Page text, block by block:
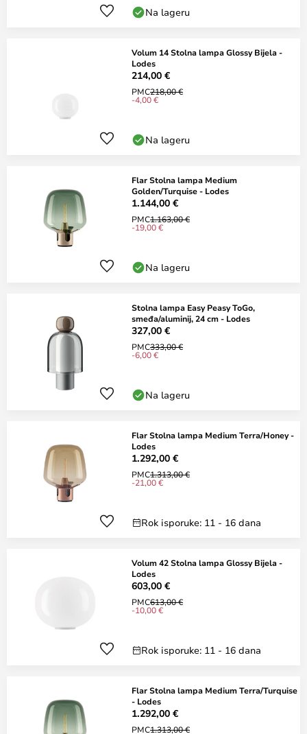
Na lageru
Volum 14 Stolna lampa Glossy Bijela -
Lodes
214,00 €
PMC218,00 €
-4,00 €
Na lageru
Flar Stolna lampa Medium
Golden/Turquise - Lodes
1.144,00 €
PMC1.163,00 €
-19,00 €
Na lageru
Stolna lampa Easy Peasy ToGo,
smeđa/aluminij, 24 cm - Lodes
327,00 €
PMC333,00 €
-6,00 €
Na lageru
Flar Stolna lampa Medium Terra/Honey -
Lodes
1.292,00 €
PMC1.313,00 €
-21,00 €
Rok isporuke: 11 - 16 dana
Volum 42 Stolna lampa Glossy Bijela -
Lodes
603,00 €
PMC613,00 €
-10,00 €
Rok isporuke: 11 - 16 dana
Flar Stolna lampa Medium Terra/Turquise
- Lodes
1.292,00 €
PMC1.313,00 €